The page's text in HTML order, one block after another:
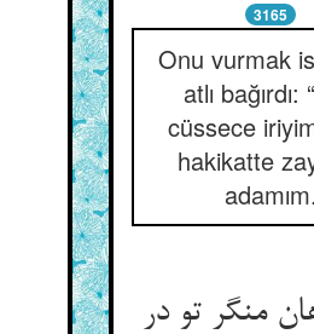
3165
Onu vurmak
atlı bağırdı:
cüssece
hakikatte
adamım.
منگر تو در